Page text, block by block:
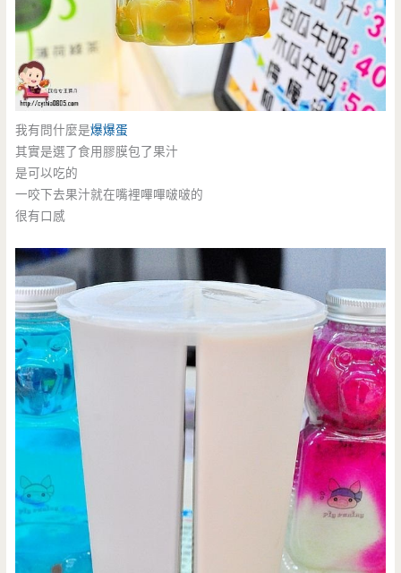
我有問什麼是爆爆蛋
其實是選了食用膠膜包了果汁
是可以吃的
一咬下去果汁就在嘴裡嗶嗶啵啵的
很有口感